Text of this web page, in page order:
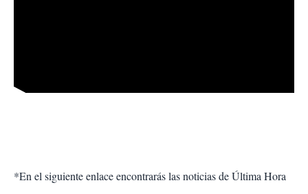
*En el siguiente enlace encontrarás las noticias de Última Hora